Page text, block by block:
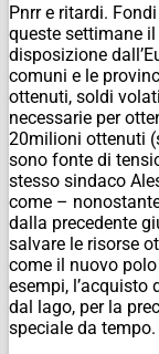
Pnrr e ritardi.
queste settimane
disposizione
comuni e le
ottenuti, soldi
necessarie per
20milioni ottenuti
sono fonte di
stesso sindaco
come –
dalla precedente
salvare le risorse
come il nuovo
esempi,
dal lago, per la
speciale da tempo.